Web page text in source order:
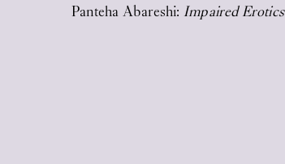
Panteha Abareshi:Impaired Erotics